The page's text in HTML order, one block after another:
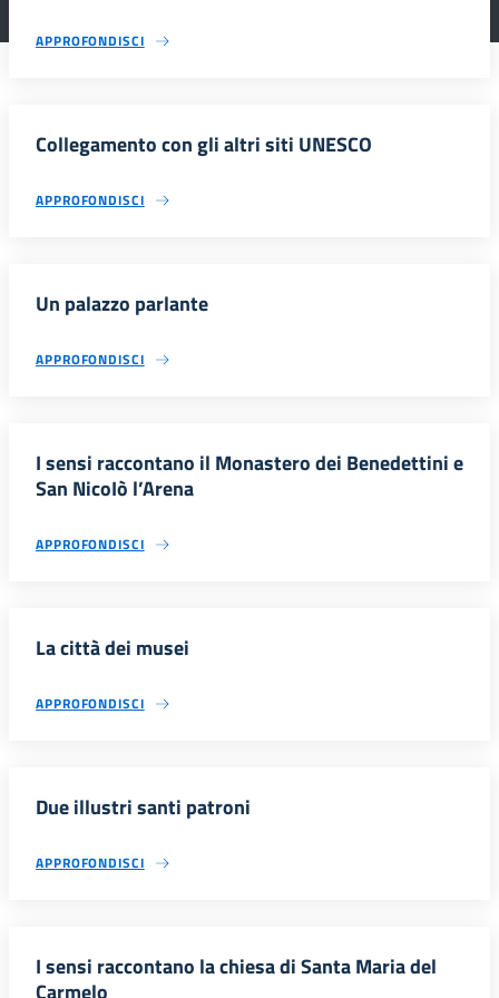
APPROFONDISCI
Collegamento con gli altri siti UNESCO
APPROFONDISCI
Un palazzo parlante
APPROFONDISCI
I sensi raccontano il Monastero dei Benedettini e
San NicoIò l’Arena
APPROFONDISCI
La città dei musei
APPROFONDISCI
Due illustri santi patroni
APPROFONDISCI
I sensi raccontano la chiesa di Santa Maria del